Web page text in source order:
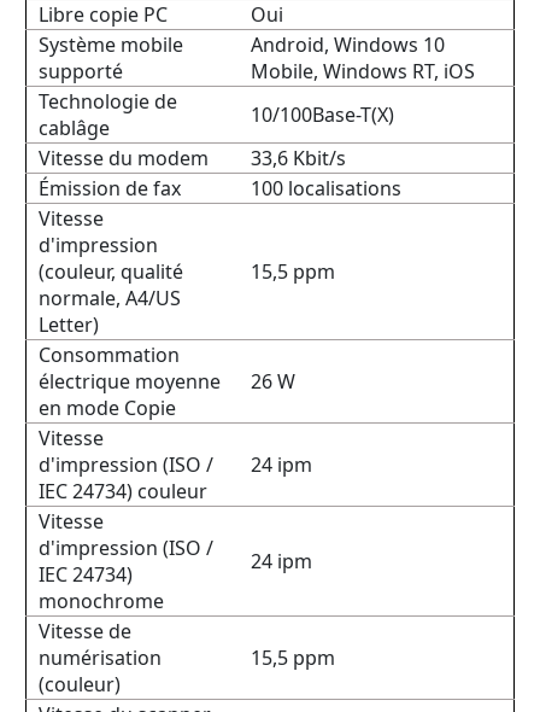
Libre copie PC
Oui
Système mobile
supporté
Android, Windows 10
Mobile, Windows RT, iOS
Technologie de
cablâge
10/100Base-T(X)
Vitesse du modem
33,6 Kbit/s
Émission de fax
100 localisations
Vitesse
d'impression
(couleur, qualité
normale, A4/US
Letter)
15,5 ppm
Consommation
électrique moyenne
en mode Copie
26 W
Vitesse
d'impression (ISO /
IEC 24734) couleur
24 ipm
Vitesse
d'impression (ISO /
IEC 24734)
monochrome
24 ipm
Vitesse de
numérisation
(couleur)
15,5 ppm